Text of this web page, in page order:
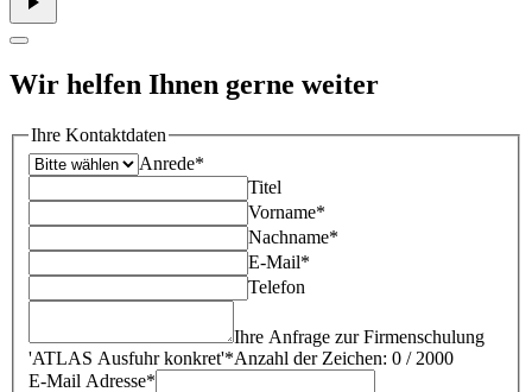
Wir helfen Ihnen gerne weiter
Ihre Kontaktdaten
Anrede*
Titel
Vorname*
Nachname*
E-Mail*
Telefon
Ihre Anfrage zur Firmenschulung
'ATLAS Ausfuhr konkret'*Anzahl der Zeichen: 0 / 2000
E-Mail Adresse*